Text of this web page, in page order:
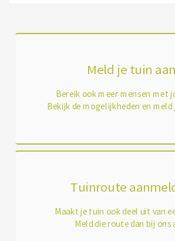
Meld je tuin aan
Bereik ook meer mensen met
Bekijk de mogelijkheden en meld
Tuinroute
Maakt je tuin ook deel uit van
Meld die route dan bij ons